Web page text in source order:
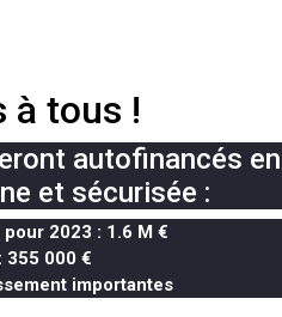
à tous !
autofinancés
et sécurisée :
2023 : 1.6 M €
355 000 €
importantes